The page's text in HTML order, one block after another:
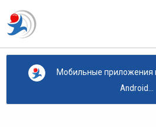
Мобильные приложения
Android...